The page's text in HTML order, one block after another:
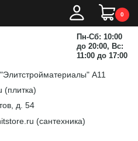
0
Пн-Сб: 10:00
до 20:00, Вс:
11:00 до 17:00
А11
(плитка)
д. 54
(сантехника)